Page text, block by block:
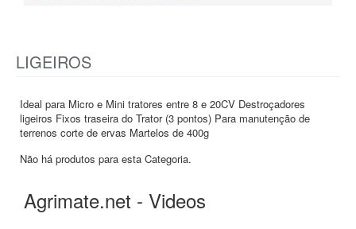
LIGEIROS
Ideal para Micro e Mini tratores entre 8 e 20CV Destroçadores
ligeiros Fixos traseira do Trator (3 pontos) Para manutenção de
terrenos corte de ervas Martelos de 400g
Não há produtos para esta Categoria.
Agrimate.net - Videos